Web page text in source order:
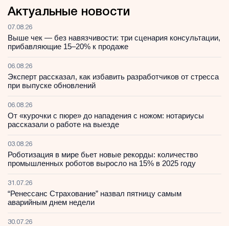
Актуальные новости
07.08.26
Выше чек — без навязчивости: три сценария консультации,
прибавляющие 15–20% к продаже
06.08.26
Эксперт рассказал, как избавить разработчиков от стресса
при выпуске обновлений
06.08.26
От «курочки с пюре» до нападения с ножом: нотариусы
рассказали о работе на выезде
03.08.26
Роботизация в мире бьет новые рекорды: количество
промышленных роботов выросло на 15% в 2025 году
31.07.26
“Ренессанс Страхование” назвал пятницу самым
аварийным днем недели
30.07.26